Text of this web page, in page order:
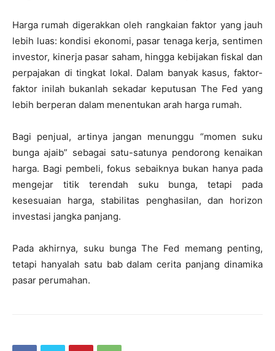
Harga rumah digerakkan oleh rangkaian faktor yang jauh
lebih luas: kondisi ekonomi, pasar tenaga kerja, sentimen
investor, kinerja pasar saham, hingga kebijakan fiskal dan
perpajakan di tingkat lokal. Dalam banyak kasus, faktor-
faktor inilah bukanlah sekadar keputusan The Fed yang
lebih berperan dalam menentukan arah harga rumah.
Bagi penjual, artinya jangan menunggu “momen suku
bunga ajaib” sebagai satu-satunya pendorong kenaikan
harga. Bagi pembeli, fokus sebaiknya bukan hanya pada
mengejar titik terendah suku bunga, tetapi pada
kesesuaian harga, stabilitas penghasilan, dan horizon
investasi jangka panjang.
Pada akhirnya, suku bunga The Fed memang penting,
tetapi hanyalah satu bab dalam cerita panjang dinamika
pasar perumahan.